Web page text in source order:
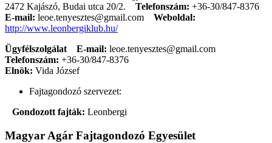
2472 Kajászó, Budai utca 20/2.
Telefonszám: +36-30/847-8376
E-mail: leoe.tenyesztes@gmail.com
Weboldal:
http://www.leonbergiklub.hu/
Ügyfélszolgálat
E-mail: leoe.tenyesztes@gmail.com
Telefonszám: +36-30/847-8376
Elnök: Vida József
Fajtagondozó szervezet:
Gondozott fajták: Leonbergi
Magyar Agár Fajtagondozó Egyesület